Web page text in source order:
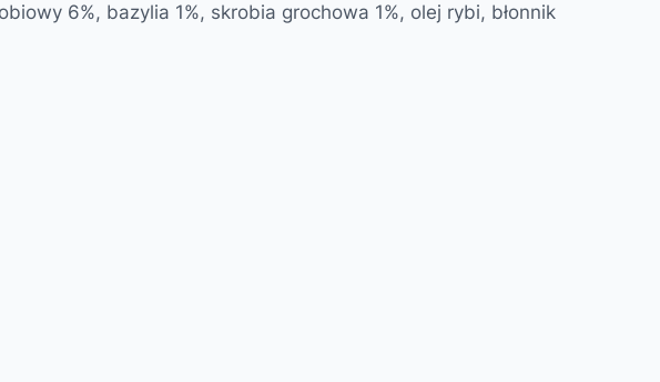
6%, bazylia 1%, skrobia grochowa 1%, olej rybi, błonnik